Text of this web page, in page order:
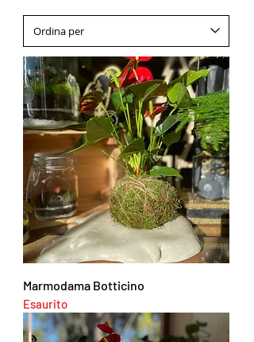
Marmodama Botticino
Esaurito